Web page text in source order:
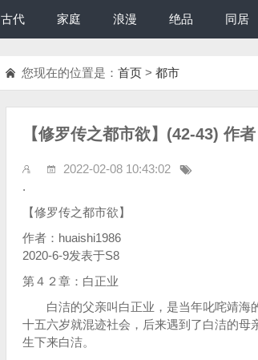
古代 家庭 浪漫 绝品 同居
您现在的位置是： 首页 > 都市
【修罗传之都市欲】(42-43) 作
2022-02-08 10:43:02
.
【修罗传之都市欲】
作者：huaishi1986
2020-6-9发表于S8
第４２章：白正业
白洁的父亲叫白正业，是当年叱咤靖海
十五六岁就混迹社会，后来遇到了白洁的母
生下来白洁。